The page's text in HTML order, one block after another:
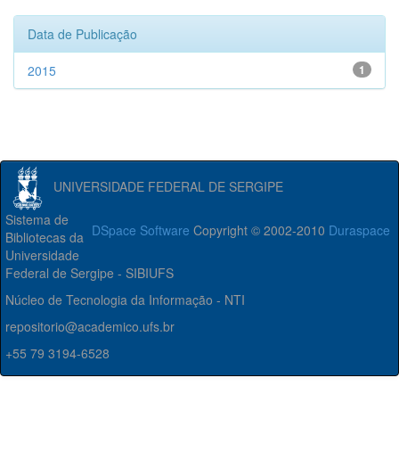
Data de Publicação
1
2015
UNIVERSIDADE FEDERAL DE SERGIPE
DSpace Software Copyright © 2002-2010 Duraspace
Sistema de
Bibliotecas da
Universidade
Federal de Sergipe - SIBIUFS
Núcleo de Tecnologia da Informação - NTI
repositorio@academico.ufs.br
+55 79 3194-6528